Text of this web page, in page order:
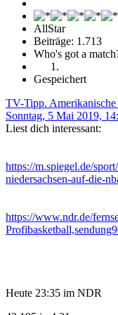
AllStar
Beiträge: 1.713
Who's got a
Gespeichert
TV-Tipp. Amerikanische
Sonntag, 5 Mai 2019,
Liest dich interessant:
https://m.spiegel.de/
niedersachsen-auf-die-
https://www.ndr.de/
Heute 23:35 im NDR